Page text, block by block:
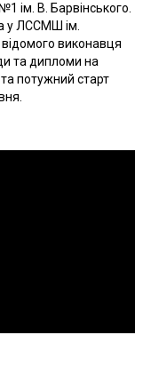
ім. В. Барвінського.
у ЛССМШ ім.
виконавця
та дипломи на
потужний старт